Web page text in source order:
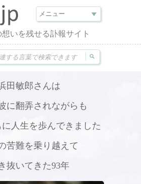
いを残せる訃報サイト
田敏郎さんは
に翻弄されながらも
人生を歩んできました
苦難を乗り越えて
抜いてきた93年